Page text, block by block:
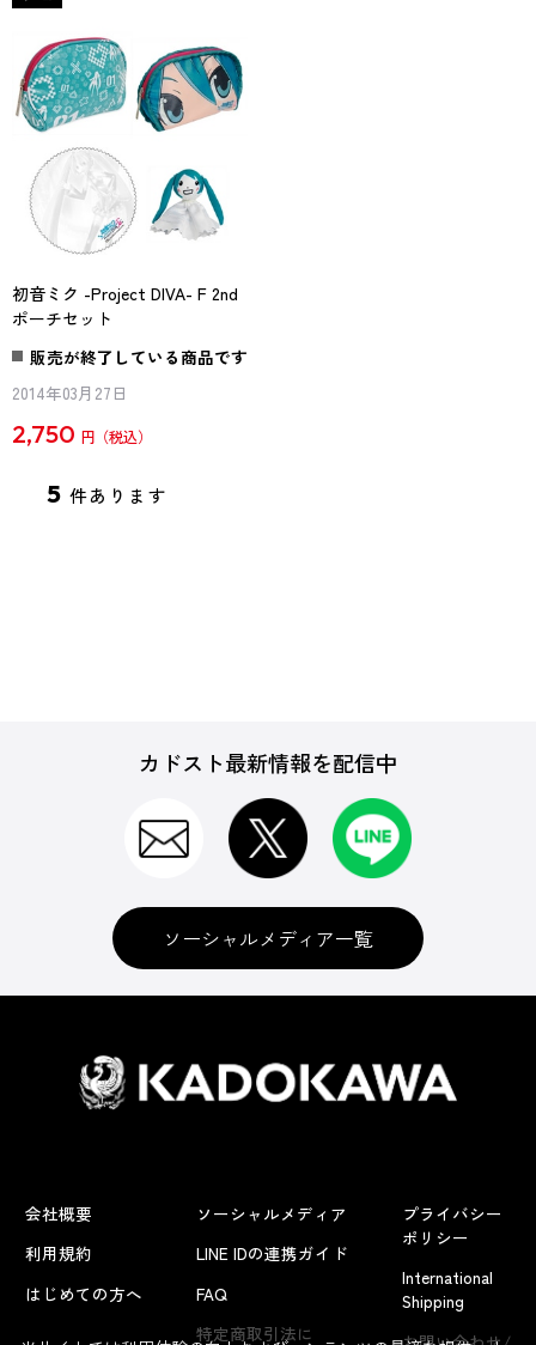
初音ミク -Project DIVA- F 2nd
ポーチセット
販売が終了している商品です
2014年03月27日
2,750 円
5 件あります
カドスト最新情報を配信中
ソーシャルメディア一覧
会社概要
利用規約
はじめての方へ
ソーシャルメディア
LINE IDの連携ガイド
FAQ
特定商取引法に
プライバシー
ポリシー
International
Shipping